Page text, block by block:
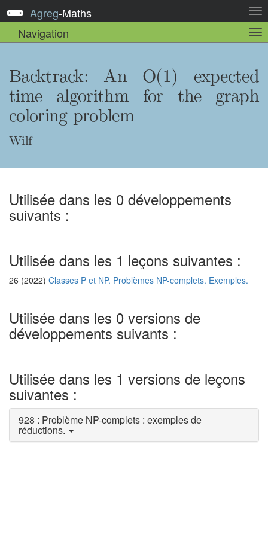
la
Agreg-Maths
Navigation
la
Backtrack: An O(1) expected
time algorithm for the graph
coloring problem
Wilf
Utilisée dans les 0 développements
suivants :
Utilisée dans les 1 leçons suivantes :
26 (2022) Classes P et NP. Problèmes NP-complets. Exemples.
Utilisée dans les 0 versions de
développements suivants :
Utilisée dans les 1 versions de leçons
suivantes :
928 : Problème NP-complets : exemples de
réductions.